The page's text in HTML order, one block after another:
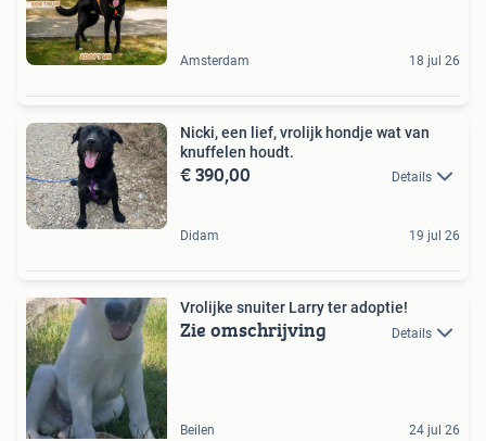
Amsterdam 18 jul 26
Nicki, een lief, vrolijk hondje wat van
knuffelen houdt.
€ 390,00 Details
Didam 19 jul 26
Vrolijke snuiter Larry ter adoptie!
Zie omschrijving Details
Beilen 24 jul 26